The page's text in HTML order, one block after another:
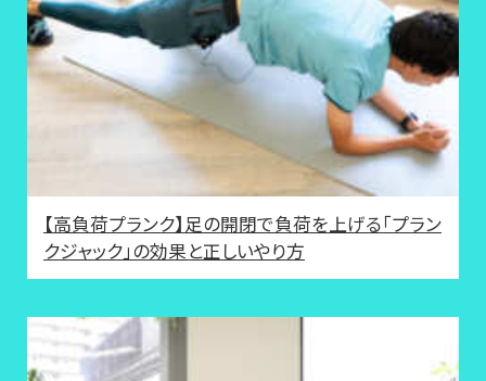
【高負荷プランク】足の開閉で負荷を上げる「プラン
クジャック」の効果と正しいやり方